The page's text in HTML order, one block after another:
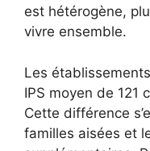
est hétérogène,
vivre ensemble.
Les
IPS moyen de 121
Cette différence
familles aisées et